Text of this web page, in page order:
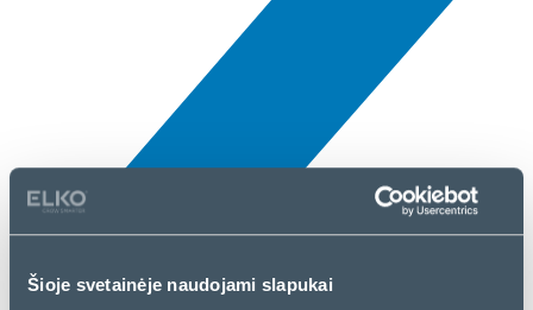
Šioje svetainėje naudojami slapukai